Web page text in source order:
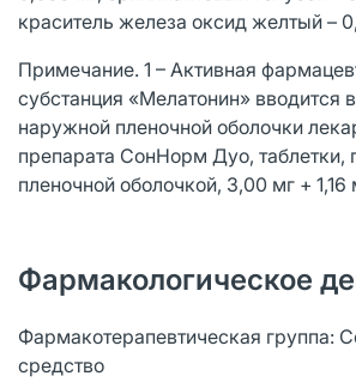
краситель железа оксид желтый –
Примечание. 1 – Активная
субстанция «Мелатонин» вводится
наружной пленочной оболочки
препарата СонНорм Дуо, таблетки,
пленочной оболочкой, 3,00 мг +
Фармакологическое
Фармакотерапевтическая группа:
средство